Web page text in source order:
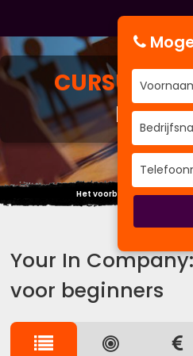
CURSUS
Het voorbeeld is de
Your In
voor beginners